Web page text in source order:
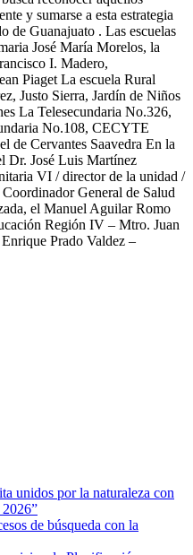
y sumarse a esta estrategia
de Guanajuato . Las escuelas
José María Morelos, la
I. Madero,
Piaget La escuela Rural
Justo Sierra, Jardín de Niños
La Telesecundaria No.326,
No.108, CECYTE
de Cervantes Saavedra En la
Dr. José Luis Martínez
VI / director de la unidad /
General de Salud
el Manuel Aguilar Romo
Región IV – Mtro. Juan
Prado Valdez –
unidos por la naturaleza con
de búsqueda con la